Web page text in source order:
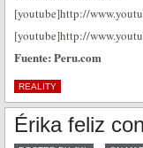
[youtube]http://
[youtube]http://
Fuente: Peru.com
REALITY
Érika feliz